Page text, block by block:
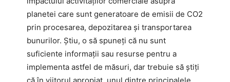
planetei care sunt generatoare de emisii de CO2
prin procesarea, depozitarea și transportarea
bunurilor. Știu, o să spuneți că nu sunt
suficiente informații sau resurse pentru a
implementa astfel de măsuri, dar trebuie să știți